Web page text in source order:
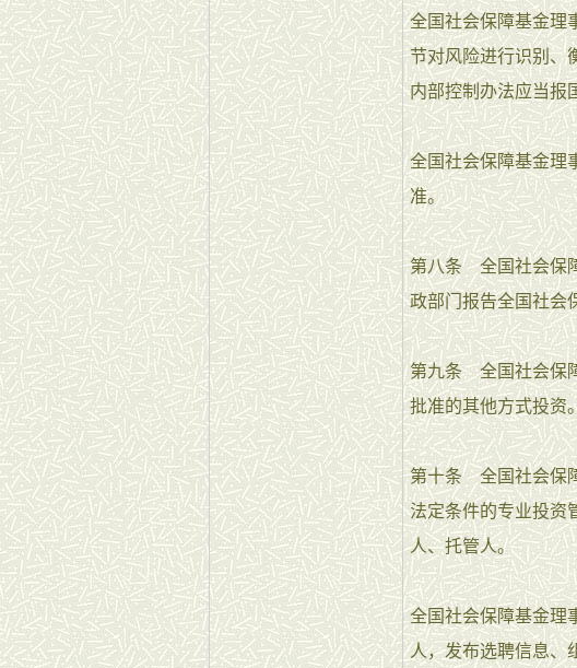
全国社会保障基金理
节对风险进行识别、
内部控制办法应当报
全国社会保障基金理
准。
第八条 全国社会保
政部门报告全国社会
第九条 全国社会保
批准的其他方式投资
第十条 全国社会保
法定条件的专业投资
人、托管人。
全国社会保障基金理
人，发布选聘信息、